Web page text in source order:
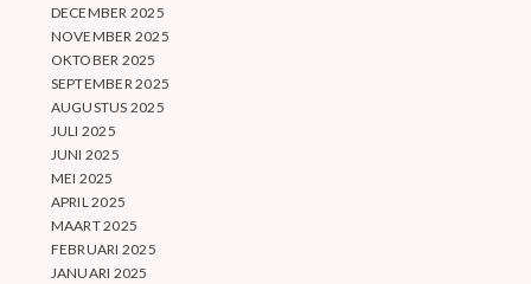
DECEMBER 2025
NOVEMBER 2025
OKTOBER 2025
SEPTEMBER 2025
AUGUSTUS 2025
JULI 2025
JUNI 2025
MEI 2025
APRIL 2025
MAART 2025
FEBRUARI 2025
JANUARI 2025